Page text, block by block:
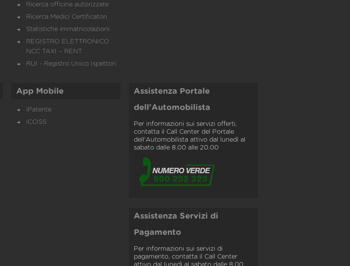
Ricerca officine autorizzate
Ricerca Medici Certificatori
Statistiche immatricolazioni
REGISTRO ELETTRONICO
NCC TAXI – RENT
RUI - Registro Unico Ispettori
App Mobile
iPatente
iCCISS
Assistenza Portale
dell'Automobilista
Per informazioni sui servizi offerti,
contatta il Call Center del Portale
dell'Automobilista attivo dal lunedì al
sabato dalle 8.00 alle 20.00
Assistenza Servizi di
Pagamento
Per informazioni sui servizi di
pagamento, contatta il Call Center